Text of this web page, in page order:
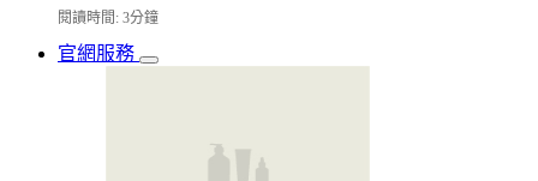
閱讀時間: 3分鐘
官網服務